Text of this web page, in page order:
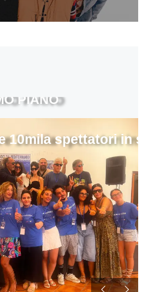
10mila spettatori in
PIANO